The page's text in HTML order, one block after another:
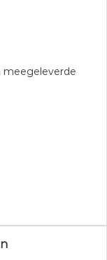
meegeleverde